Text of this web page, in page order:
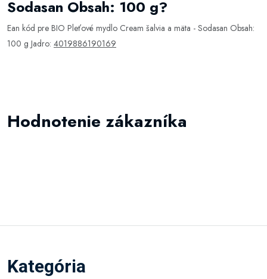
Sodasan Obsah: 100 g?
Ean kód pre BIO Pleťové mydlo Cream šalvia a mäta - Sodasan Obsah:
100 g Jadro: 4019886190169
Hodnotenie zákazníka
Kategória